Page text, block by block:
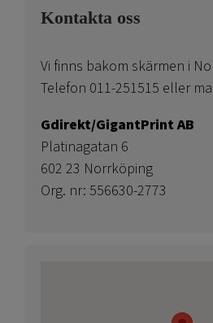
Kontakta oss
Vi finns bakom skärmen i
Telefon 011-251515 eller
Gdirekt/GigantPrint AB
Platinagatan 6
602 23 Norrköping
Org. nr: 556630-2773